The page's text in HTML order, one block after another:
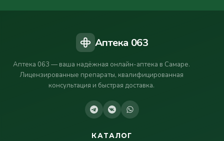
Аптека 063
Аптека 063 — ваша надёжная онлайн-аптека в Самаре.
Лицензированные препараты, квалифицированная
консультация и быстрая доставка.
КАТАЛОГ